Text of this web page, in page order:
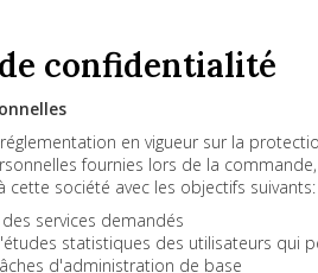
confidentialité
en vigueur sur la
fournies lors de la
cette société avec les objectifs suivants:
services demandés
statistiques des utilisateurs qui
d'administration de base